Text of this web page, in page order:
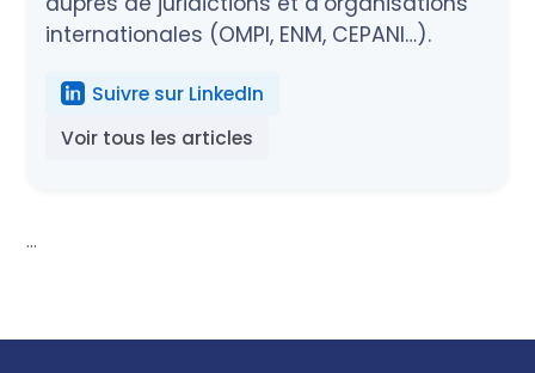
internationales (OMPI, ENM, CEPANI…).
Suivre sur LinkedIn
Voir tous les articles
...